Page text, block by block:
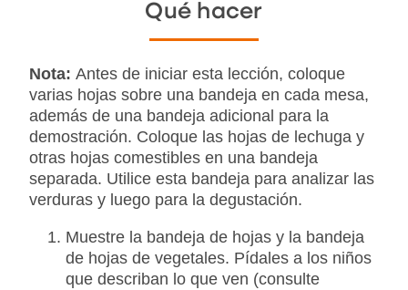
Qué hacer
Nota: Antes de iniciar esta lección, coloque
varias hojas sobre una bandeja en cada mesa,
además de una bandeja adicional para la
demostración. Coloque las hojas de lechuga y
otras hojas comestibles en una bandeja
separada. Utilice esta bandeja para analizar las
verduras y luego para la degustación.
Muestre la bandeja de hojas y la bandeja
de hojas de vegetales. Pídales a los niños
que describan lo que ven (consulte